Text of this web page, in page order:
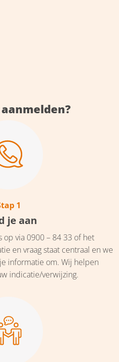
1
je aan
via 0900 – 84 33 of het
en vraag staat centraal en we
informatie om. Wij helpen
indicatie/verwijzing.